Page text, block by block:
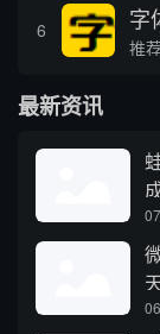
6 字
推
最新资讯